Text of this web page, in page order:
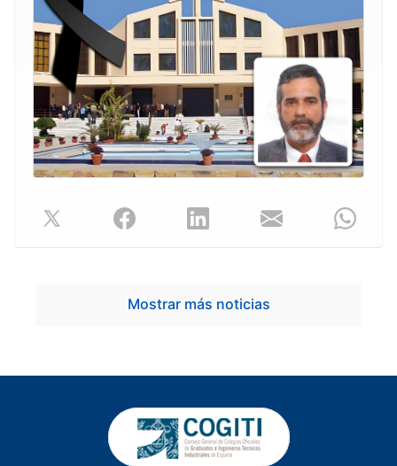
Mostrar más noticias